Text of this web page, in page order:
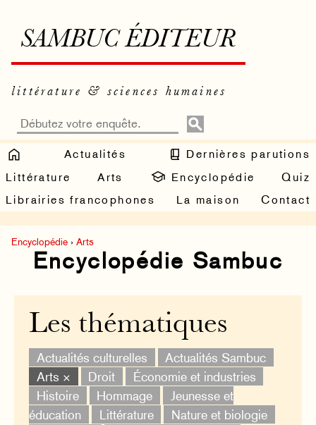
SAMBUC ÉDITEUR
littérature & sciences humaines
Actualités
Dernières parutions
Littérature
Arts Encyclopédie
Quiz
Librairies francophones
La maison Contact
Encyclopédie › Arts
Encyclopédie Sambuc
Les thématiques
Actualités culturelles
Actualités Sambuc
Arts ×
Droit
Économie et industries
Histoire
Hommage
Jeunesse et
éducation
Littérature
Nature et biologie